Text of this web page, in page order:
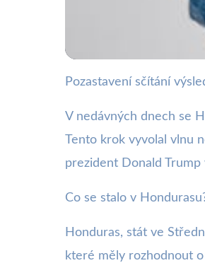
webya.cz
3. 12. 2025· 3 min čtení ·
Pozastavení sčítání
V nedávných dnech se
Tento krok vyvolal vlnu
prezident Donald
Co se stalo v
Honduras, stát ve
které měly rozhodnout